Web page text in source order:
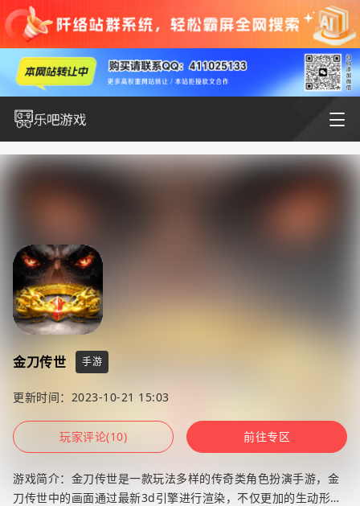
金刀传世 手游
更新时间：2023-10-21 15:03
玩家评论(10) 前往专区
游戏简介：金刀传世是一款玩法多样的传奇类角色扮演手游，金
刀传世中的画面通过最新3d引擎进行渲染，不仅更加的生动形